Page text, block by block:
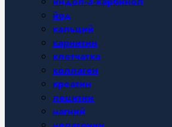
йод
кальций
карнитин
клетчатка
коллаген
креатин
лецитин
магний